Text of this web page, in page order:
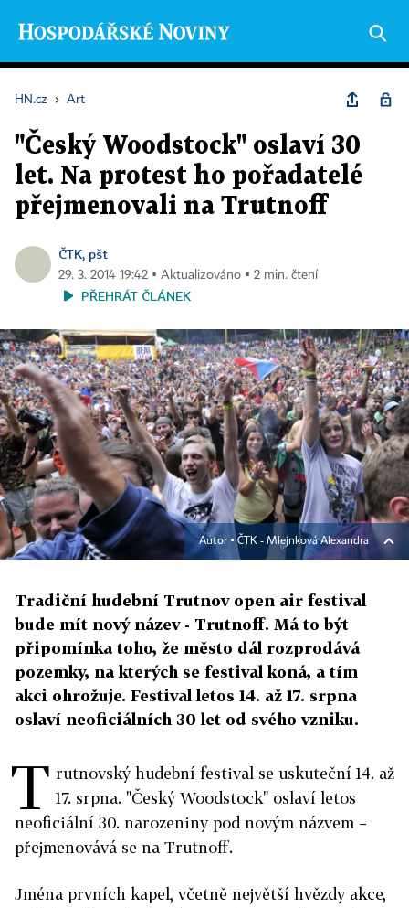
HN.cz › Art
"Český Woodstock" oslaví 30
let. Na protest ho pořadatelé
přejmenovali na Trutnoff
ČTK, pšt
29. 3. 2014 19:42 ▪ Aktualizováno ▪ 2 min. čtení
PŘEHRÁT ČLÁNEK
Autor ▪ČTK - Mlejnková Alexandra
Tradiční hudební Trutnov open air festival
bude mít nový název - Trutnoff. Má to být
připomínka toho, že město dál rozprodává
pozemky, na kterých se festival koná, a tím
akci ohrožuje. Festival letos 14. až 17. srpna
oslaví neoficiálních 30 let od svého vzniku.
T rutnovský hudební festival se uskuteční 14. až
17. srpna. "Český Woodstock" oslaví letos
neoficiální 30. narozeniny pod novým názvem –
přejmenovává se na Trutnoff.
Jména prvních kapel, včetně největší hvězdy akce,